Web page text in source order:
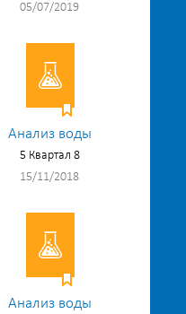
05/07/2019
Анализ воды
5 Квартал 8
15/11/2018
Анализ воды